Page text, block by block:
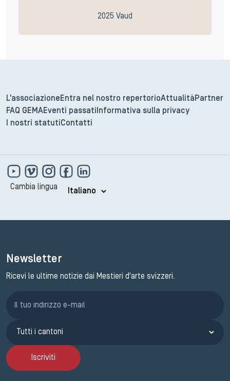
2025 Vaud
L'associazione Entra nel nostro repertorioAttualità Partner
FAQ GEMAEventi passati Informativa sulla privacy
I nostri statutiContatti
Cambia lingua
Newsletter
Ricevi le ultime notizie dai Mestieri d'arte svizzeri.
Iscriviti